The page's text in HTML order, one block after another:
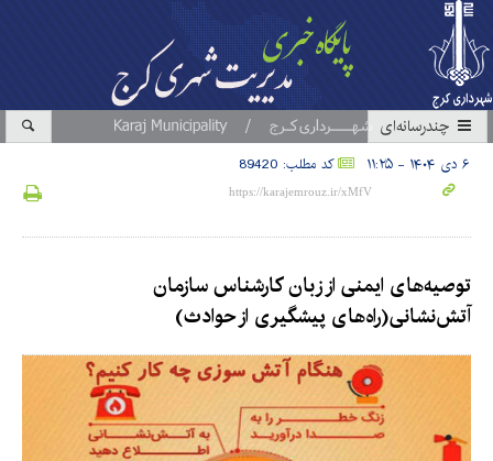
چندرسانه‌ای
۶ دی ۱۴۰۴ - ۱۱:۲۵ کد مطلب: 89420
توصیه‌های ایمنی از زبان کارشناس سازمان
آتش‌نشانی(راه‌های پیشگیری از حوادث)